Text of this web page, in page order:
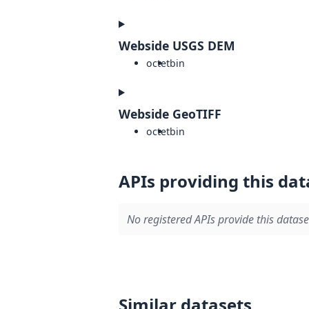
Webside USGS DEM
octetbin
Webside GeoTIFF
octetbin
APIs providing this
No registered APIs provide this
Similar datasets